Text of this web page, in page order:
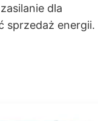
dla
sprzedaż energii.